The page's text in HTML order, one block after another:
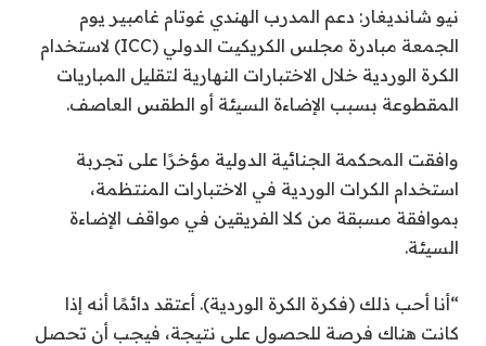
نيو شانديغار: دعم المدرب الهندي غوتام غامبير يوم
الجمعة مبادرة مجلس الكريكيت الدولي (ICC) لاستخدام
الكرة الوردية خلال الاختبارات النهارية لتقليل المباريات
المقطوعة بسبب الإضاءة السيئة أو الطقس العاصف.
وافقت المحكمة الجنائية الدولية مؤخرًا على تجربة
استخدام الكرات الوردية في الاختبارات المنتظمة،
بموافقة مسبقة من كلا الفريقين في مواقف الإضاءة
السيئة.
“أنا أحب ذلك (فكرة الكرة الوردية). أعتقد دائمًا أنه إذا
كانت هناك فرصة للحصول على نتيجة، فيجب أن تحصل